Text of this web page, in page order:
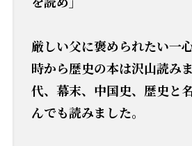
厳しい父に褒められたい一
時から歴史の本は沢山読み
代、幕末、中国史、歴史と
んでも読みました。